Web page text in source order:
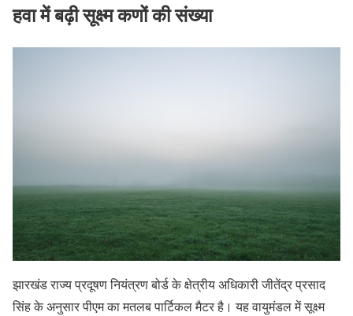
हवा में बढ़ी सूक्ष्म कणों की संख्या
झारखंड राज्य प्रदूषण नियंत्रण बोर्ड के क्षेत्रीय अधिकारी जीतेंद्र प्रसाद
सिंह के अनुसार पीएम का मतलब पार्टिकल मैटर है। यह वायुमंडल में सूक्ष्म